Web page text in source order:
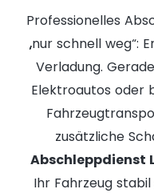
Professionelles
„nur schnell weg“:
Verladung.
Elektroautos oder
zusätzliche
Abschleppdienst
Ihr Fahrzeug